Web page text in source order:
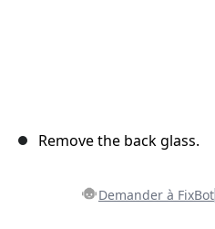
Remove the back glass.
Demander à FixBot